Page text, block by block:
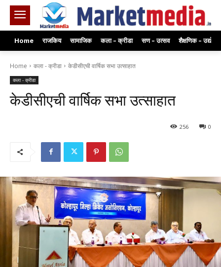
Home राजकिय सामाजिक कला – क्रीडा सण – उत्सव शैक्षणिक – उद्योग
Home कला - क्रीडा केडीसीएची वार्षिक सभा उत्साहात
कला - क्रीडा
केडीसीएची वार्षिक सभा उत्साहात
0
256